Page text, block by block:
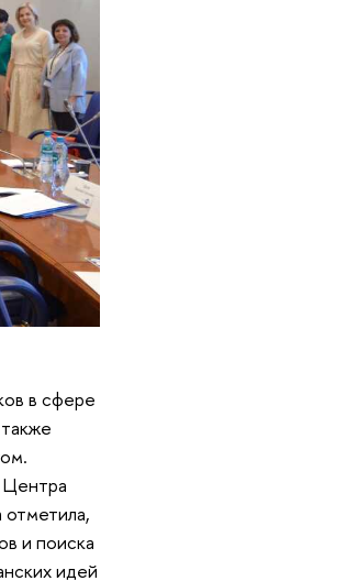
в сфере
Центра
и поиска
идей